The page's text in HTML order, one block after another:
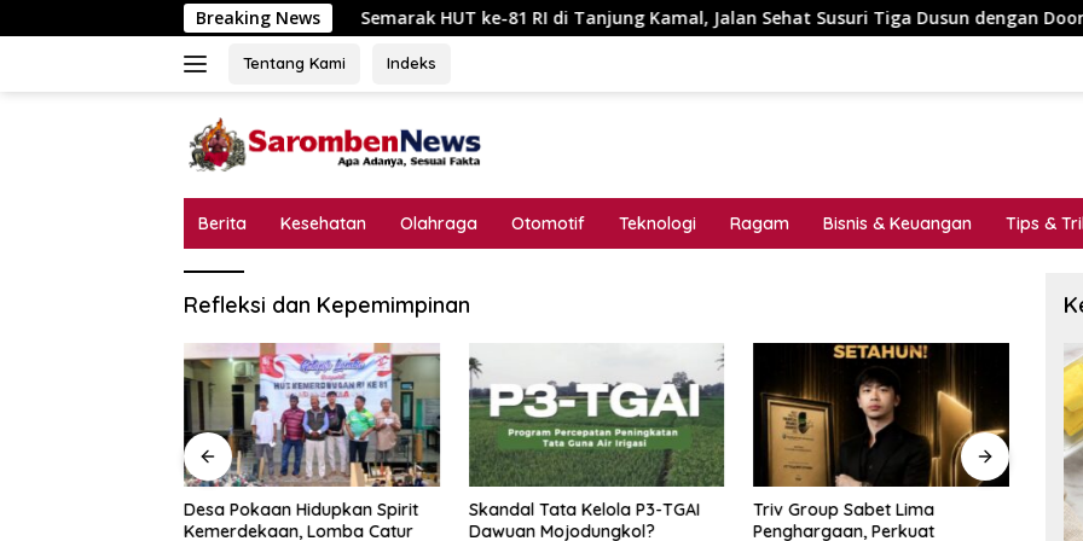
ke
Breaking News
Semarak HUT ke-81 RI di Tanjung Kamal, Jalan Sehat Susuri Tiga Dusun dengan Doorprize
Tentang Kami Indeks
Berita Kesehatan Olahraga Otomotif Teknologi Ragam Bisnis & Keuangan Tips &
Refleksi dan Kepemimpinan
Desa Pokaan Hidupkan Spirit
Kemerdekaan, Lomba Catur
Skandal Tata Kelola P3-TGAI
Dawuan Mojodungkol?
Triv Group Sabet Lima
Penghargaan, Perkuat